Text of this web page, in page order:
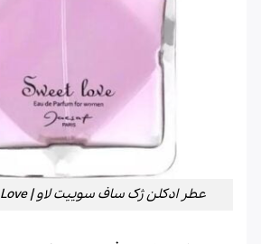
عطر ادکلن ژک ساف سوییت لاو | Jacsaf Sweet Love